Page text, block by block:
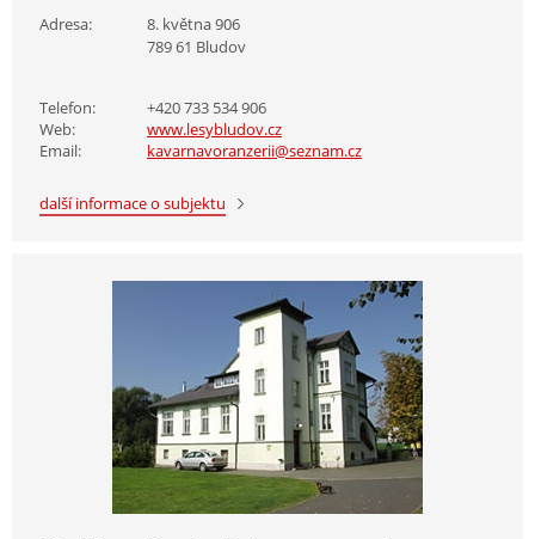
Adresa:
8. května 906
789 61 Bludov
Telefon:
+420 733 534 906
Web:
www.lesybludov.cz
Email:
kavarnavoranzerii@seznam.cz
další informace o subjektu